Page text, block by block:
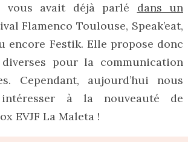
vous avait déjà parlé dans un
Flamenco Toulouse, Speak’eat,
encore Festik. Elle propose donc
pour la communication
Cependant, aujourd’hui nous
à la nouveauté de
EVJF La Maleta !